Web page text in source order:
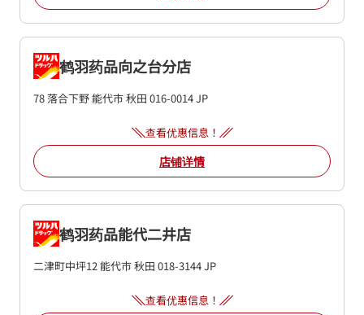
鹤羽药品向之台分店
78 落合下野能代市秋田 016-0014JP
查看优惠信息！
店铺详情
鹤羽药品能代二井店
二津町中坪12能代市秋田 018-3144JP
查看优惠信息！